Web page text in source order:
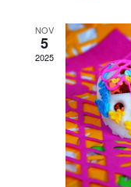
NOV
5
2025